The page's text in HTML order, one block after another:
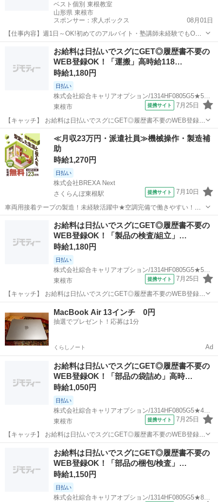
ベスト個別 東根教室
山形県 東根市
スポンサー：求人ボックス
08月01日
【仕事内容】週1日～OK!初めてのアルバイト・塾講師未経験でもOK!
安心の研修制度あり 髪色は黒でなくても大丈夫です! <髪型・服装規定
あり> この求人は職業紹介事業者による紹介求人です。 <職業紹介事
業者> 会社名:株式会社学研...
アルバイト・パート
お給料は日払いでスグにGET◎履歴書不要の
WEB登録OK！「運搬」高時給118…
時給1,180円
日払い
株式会社綜合キャリアオプション/1314HF0805G5★58-N
東根市
提携サイト 7月25日
【キャッチ】 お給料は日払いでスグにGET◎履歴書不要のWEB登録
OK！「運搬」高時給1180円！さくらんぼ東根周辺！20代～40代のス
タッフが多数活躍中★ 【コメント】 製造のお仕事をお探しの方必見！
「経験ないけど大...
山形 東根市 その他
≪月収23万円・派遣社員≫機械操作・製造補
助
時給1,270円
日払い
株式会社BREXA Next
さくらんぼ東根駅
提携サイト 7月10日
車両用接着テープの製造！未経験活躍中★空調完備で働きやすい！日
払い制度あり！嬉しい土日祝休み＆年間休日125日でプライベートも充
実♪正社員登用制度あり！1食260円程度の格安食堂あり！《山形県東根
市》 人気の工場のお仕事 ...
さくらんぼ東根駅 その他
お給料は日払いでスグにGET◎履歴書不要の
WEB登録OK！「製品の検査/組立」…
時給1,180円
日払い
株式会社綜合キャリアオプション/1314HF0805G5★52-N
東根市
提携サイト 7月25日
【キャッチ】 お給料は日払いでスグにGET◎履歴書不要のWEB登録
OK！「製品の検査/組立」高時給1180円！さくらんぼ東根周辺！20代
～40代のスタッフが多数活躍中★ 【コメント】 弊社なら事前の職場見
学が多数！お仕事安...
MacBook Air 13インチ 0円
抽選でプレゼント！応募は1分
くらしノート Ad
お給料は日払いでスグにGET◎履歴書不要の
WEB登録OK！「部品の袋詰め」高時…
時給1,050円
日払い
株式会社綜合キャリアオプション/1314HF0805G5★47-N
東根市
提携サイト 7月25日
【キャッチ】 お給料は日払いでスグにGET◎履歴書不要のWEB登録
OK！「部品の袋詰め」高時給1050円！さくらんぼ東根周辺！20代～
40代のスタッフが多数活躍中★ 【コメント】 製造のお仕事をお探しに
おススメ♪ 「未経...
仕分け
お給料は日払いでスグにGET◎履歴書不要の
WEB登録OK！「部品の梱包/検査」…
時給1,150円
日払い
株式会社綜合キャリアオプション/1314HF0805G5★80-N